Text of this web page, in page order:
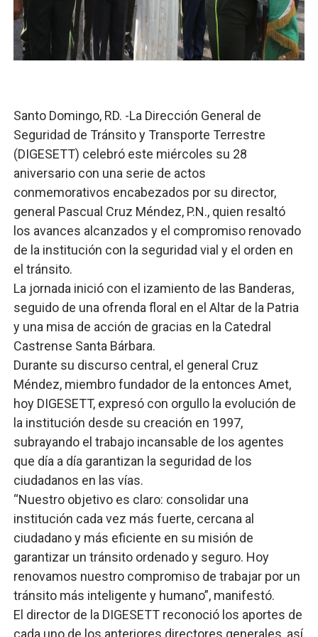
Candidato a presidente del Colegio de Notarios hace
Digecac realizará Primer Festival de Plantas 2026
Lee Ballester a los que se forman como agentes
Operativo Interinstitucional “Compromiso Ambiental
Santo Domingo, RD. -La Dirección General de
Seguridad de Tránsito y Transporte Terrestre
(DIGESETT) celebró este miércoles su 28
aniversario con una serie de actos
conmemorativos encabezados por su director,
general Pascual Cruz Méndez, P.N., quien resaltó
los avances alcanzados y el compromiso renovado
de la institución con la seguridad vial y el orden en
el tránsito.
La jornada inició con el izamiento de las Banderas,
seguido de una ofrenda floral en el Altar de la Patria
y una misa de acción de gracias en la Catedral
Castrense Santa Bárbara.
Durante su discurso central, el general Cruz
Méndez, miembro fundador de la entonces Amet,
hoy DIGESETT, expresó con orgullo la evolución de
la institución desde su creación en 1997,
subrayando el trabajo incansable de los agentes
que día a día garantizan la seguridad de los
ciudadanos en las vías.
“Nuestro objetivo es claro: consolidar una
institución cada vez más fuerte, cercana al
ciudadano y más eficiente en su misión de
garantizar un tránsito ordenado y seguro. Hoy
renovamos nuestro compromiso de trabajar por un
tránsito más inteligente y humano”, manifestó.
El director de la DIGESETT reconoció los aportes de
cada uno de los anteriores directores generales, así